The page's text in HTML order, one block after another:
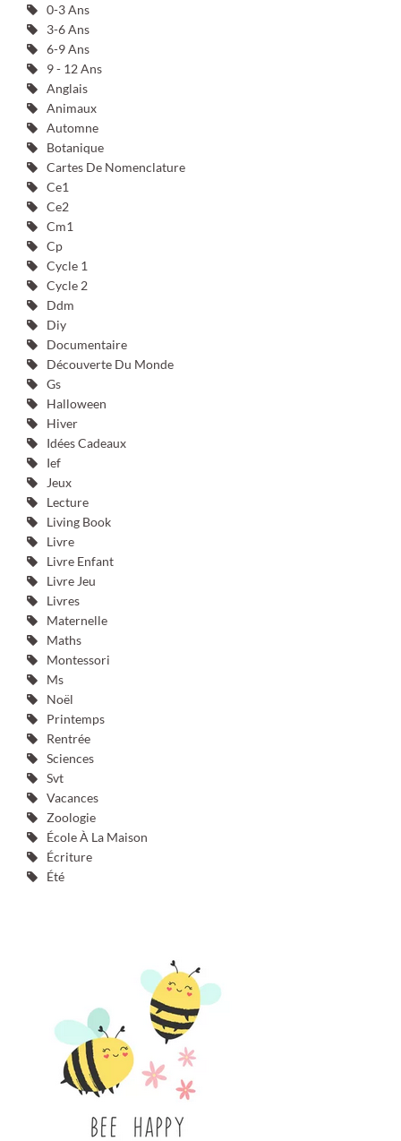
0-3 Ans
3-6 Ans
6-9 Ans
9 - 12 Ans
Anglais
Animaux
Automne
Botanique
Cartes De Nomenclature
Ce1
Ce2
Cm1
Cp
Cycle 1
Cycle 2
Ddm
Diy
Documentaire
Découverte Du Monde
Gs
Halloween
Hiver
Idées Cadeaux
Ief
Jeux
Lecture
Living Book
Livre
Livre Enfant
Livre Jeu
Livres
Maternelle
Maths
Montessori
Ms
Noël
Printemps
Rentrée
Sciences
Svt
Vacances
Zoologie
École À La Maison
Écriture
Été